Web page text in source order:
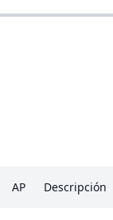
AP Descripción